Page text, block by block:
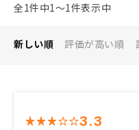
全1件中1〜1件表示中
新しい順 評価が高い順
3.3